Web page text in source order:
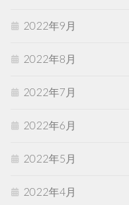
2022年9月
2022年8月
2022年7月
2022年6月
2022年5月
2022年4月